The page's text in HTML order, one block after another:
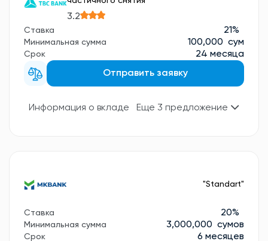
3.2
Ставка 21%
Минимальная сумма 100,000 сум
Срок
24 месяца
Отправить заявку
Информация о вкладе Еще 3 предложение
"Standart"
Ставка 20%
Минимальная сумма 3,000,000 сумов
Срок 6 месяцев